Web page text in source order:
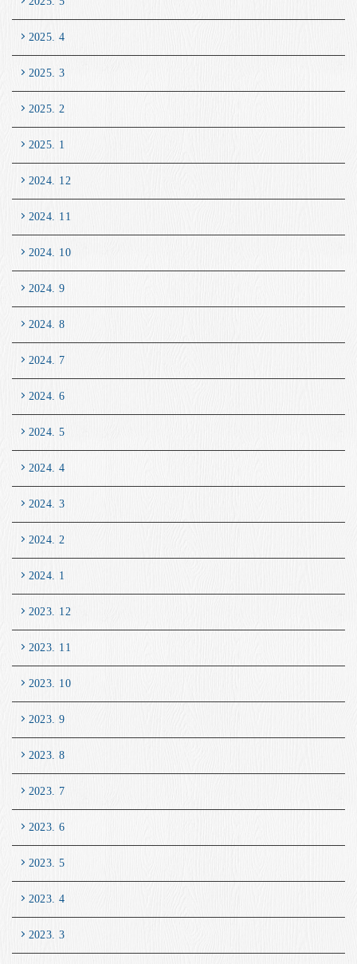
2025. 4
2025. 3
2025. 2
2025. 1
2024. 12
2024. 11
2024. 10
2024. 9
2024. 8
2024. 7
2024. 6
2024. 5
2024. 4
2024. 3
2024. 2
2024. 1
2023. 12
2023. 11
2023. 10
2023. 9
2023. 8
2023. 7
2023. 6
2023. 5
2023. 4
2023. 3